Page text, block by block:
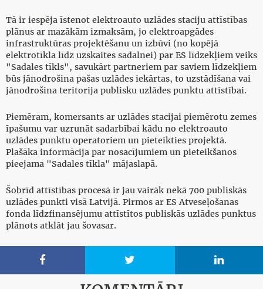
Tā ir iespēja īstenot elektroauto uzlādes staciju attīstības
plānus ar mazākām izmaksām, jo elektroapgādes
infrastruktūras projektēšanu un izbūvi (no kopējā
elektrotīkla līdz uzskaites sadalnei) par ES līdzekļiem veiks
"Sadales tīkls", savukārt partneriem par saviem līdzekļiem
būs jānodrošina pašas uzlādes iekārtas, to uzstādīšana vai
jānodrošina teritorija publisku uzlādes punktu attīstībai.
Piemēram, komersants ar uzlādes stacijai piemērotu zemes
īpašumu var uzrunāt sadarbībai kādu no elektroauto
uzlādes punktu operatoriem un pieteikties projektā.
Plašāka informācija par nosacījumiem un pieteikšanos
pieejama "Sadales tīkla" mājaslapā.
Šobrīd attīstības procesā ir jau vairāk nekā 700 publiskās
uzlādes punkti visā Latvijā. Pirmos ar ES Atveseļošanas
fonda līdzfinansējumu attīstītos publiskās uzlādes punktus
plānots atklāt jau šovasar.
  